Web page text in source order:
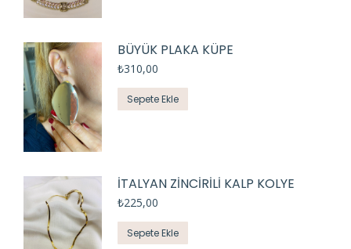
BÜYÜK PLAKA KÜPE
₺310,00
Sepete Ekle
İTALYAN ZİNCİRİLİ KALP KOLYE
₺225,00
Sepete Ekle